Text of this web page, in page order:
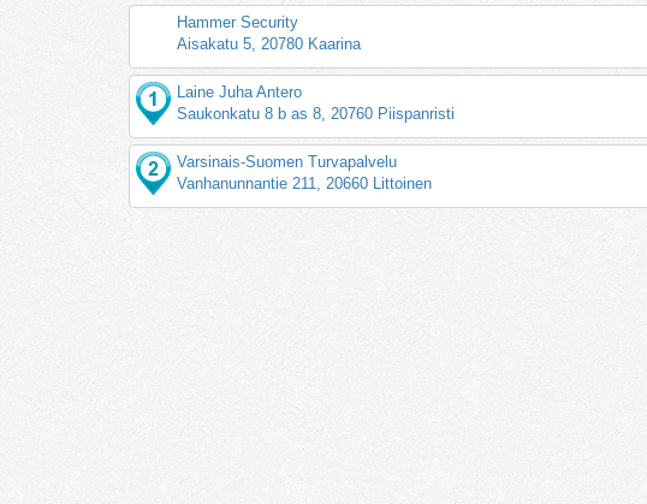
Hammer Security
Aisakatu 5, 20780 Kaarina
Laine Juha Antero
Saukonkatu 8 b as 8, 20760 Piispanristi
Varsinais-Suomen Turvapalvelu
Vanhanunnantie 211, 20660 Littoinen